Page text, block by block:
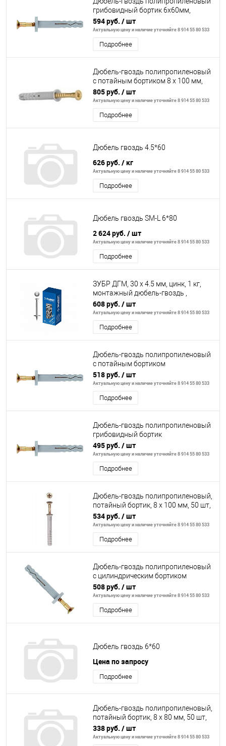
грибовидный бортик 6х60мм,
200шт// СИБРТЕХ
594 руб. / шт
Актуальную цену и наличие уточняйте 8 914 55 80 533
Подробнее
Дюбель-гвоздь полипропиленовый
с потайным бортиком 8 х 100 мм,
100 шт.// Сибртех
805 руб. / шт
Актуальную цену и наличие уточняйте 8 914 55 80 533
Подробнее
Дюбель гвоздь 4.5*60
626 руб. / кг
Актуальную цену и наличие уточняйте 8 914 55 80 533
Подробнее
Дюбель гвоздь SM-L 6*80
2 624 руб. / шт
Актуальную цену и наличие уточняйте 8 914 55 80 533
Подробнее
ЗУБР ДГМ, 30 x 4.5 мм, цинк, 1 кг,
монтажный дюбель-гвоздь ,
Профессионал (3063-45-30-1)
608 руб. / шт
Актуальную цену и наличие уточняйте 8 914 55 80 533
Подробнее
Дюбель-гвоздь полипропиленовый
с потайным бортиком
8х60мм,100шт// СИБРТЕХ
518 руб. / шт
Актуальную цену и наличие уточняйте 8 914 55 80 533
Подробнее
Дюбель-гвоздь полипропиленовый
грибовидный бортик
6х40мм,200шт// СИБРТЕХ
495 руб. / шт
Актуальную цену и наличие уточняйте 8 914 55 80 533
Подробнее
Дюбель-гвоздь полипропиленовый,
потайный бортик, 8 x 100 мм, 50 шт,
ЗУБР
534 руб. / шт
Актуальную цену и наличие уточняйте 8 914 55 80 533
Подробнее
Дюбель-гвоздь полипропиленовый
с цилиндрическим бортиком
8х120мм,100шт//ШУРУПЬ
508 руб. / шт
Актуальную цену и наличие уточняйте 8 914 55 80 533
Подробнее
Дюбель гвоздь 6*60
Цена по запросу
Подробнее
Дюбель-гвоздь полипропиленовый,
потайный бортик, 8 x 80 мм, 50 шт,
ЗУБР
338 руб. / шт
Актуальную цену и наличие уточняйте 8 914 55 80 533